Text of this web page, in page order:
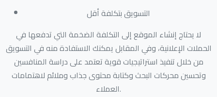
التسويق بتكلفة أقل
لا يحتاج إنشاء الموقع إلى التكلفة الضخمة التي تدفعها في
الحملات الإعلانية، وفي المقابل يمكنك الاستفادة منه في التسويق
من خلال تنفيذ استراتيجيات قوية تعتمد على دراسة المنافسين
وتحسين محركات البحث وكتابة محتوى جذاب وملائم لاهتمامات
العملاء.